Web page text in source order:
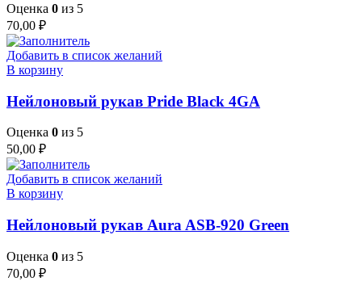
Оценка 0 из 5
70,00 ₽
Добавить в список желаний
В корзину
Нейлоновый рукав Pride Black 4GA
Оценка 0 из 5
50,00 ₽
Добавить в список желаний
В корзину
Нейлоновый рукав Aura ASB-920 Green
Оценка 0 из 5
70,00 ₽